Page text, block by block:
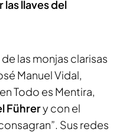
las llaves del
las monjas clarisas
Manuel Vidal,
Todo es Mentira,
Führery con el
Sus redes